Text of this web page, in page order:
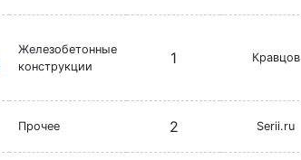
Железобетонные
конструкции
1 Кравцов
Прочее 2 Serii.ru